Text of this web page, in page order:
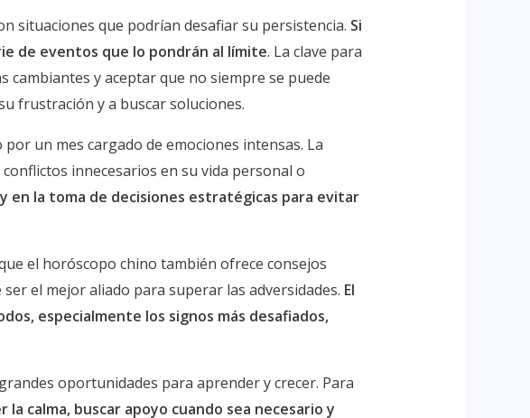
situaciones que podrían desafiar su persistencia. Si
de eventos que lo pondrán al límite. La clave para
cambiantes y aceptar que no siempre se puede
frustración y a buscar soluciones.
un mes cargado de emociones intensas. La
innecesarios en su vida personal o
en la toma de decisiones estratégicas para evitar
el horóscopo chino también ofrece consejos
el mejor aliado para superar las adversidades. El
especialmente los signos más desafiados,
oportunidades para aprender y crecer. Para
calma, buscar apoyo cuando sea necesario y